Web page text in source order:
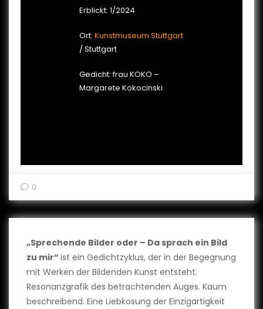
Erblickt: 1/2024
Ort: Kunstmuseum Stuttgart
/ Stuttgart
Gedicht: frau KOKO –
Margarete Kokocinski
0
„Sprechende Bilder oder – Da sprach ein Bild
zu mir“ ist ein Gedichtzyklus, der in der Begegnung
mit Werken der Bildenden Kunst entsteht.
Resonanzgrafik des betrachtenden Auges. Kaum
beschreibend. Eine Liebkosung der Einzigartigkeit